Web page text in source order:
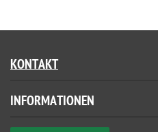
KONTAKT
INFORMATIONEN